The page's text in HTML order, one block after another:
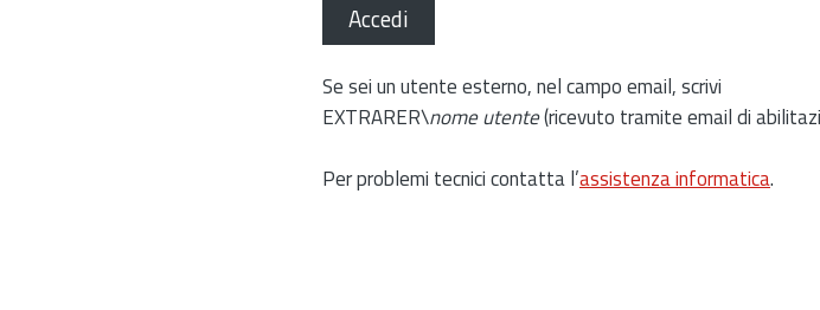
Accedi
Se sei un utente esterno, nel campo email, scrivi
EXTRARER\nome utente(ricevuto tramite email di
Per problemi tecnici contatta l’assistenza informatica.